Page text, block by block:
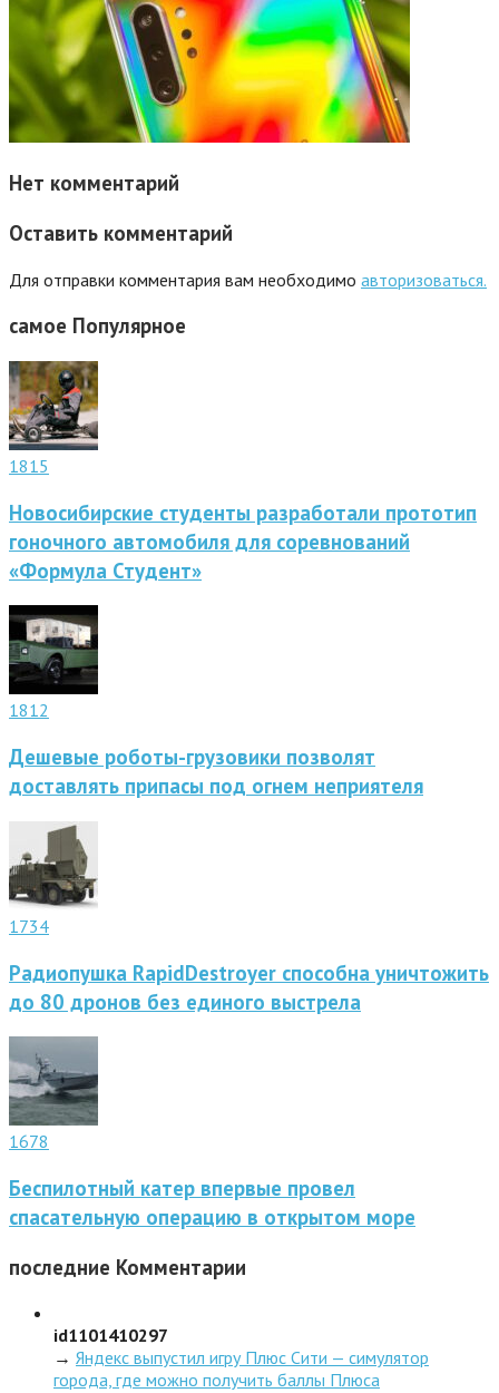
Нет комментарий
Оставить комментарий
Для отправки комментария вам необходимо авторизоваться.
самое Популярное
1815
Новосибирские студенты разработали прототип
гоночного автомобиля для соревнований
«Формула Студент»
1812
Дешевые роботы-грузовики позволят
доставлять припасы под огнем неприятеля
1734
Радиопушка RapidDestroyer способна уничтожить
до 80 дронов без единого выстрела
1678
Беспилотный катер впервые провел
спасательную операцию в открытом море
последние Комментарии
id1101410297
→ Яндекс выпустил игру Плюс Сити — симулятор
города, где можно получить баллы Плюса